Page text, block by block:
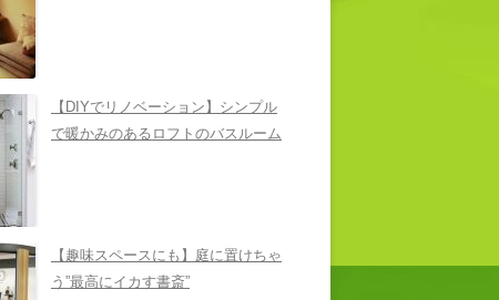
【DIYでリノベーション】シンプル
で暖かみのあるロフトのバスルーム
【趣味スペースにも】庭に置けちゃ
う”最高にイカす書斎”